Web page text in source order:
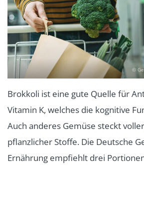
©
Brokkoli ist eine gute Quelle für
Vitamin K, welches die kognitive
Auch anderes Gemüse steckt
pflanzlicher Stoffe. Die Deutsche
Ernährung empfiehlt drei